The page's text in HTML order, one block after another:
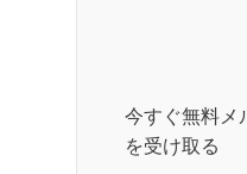
今すぐ無料メ
を受け取る